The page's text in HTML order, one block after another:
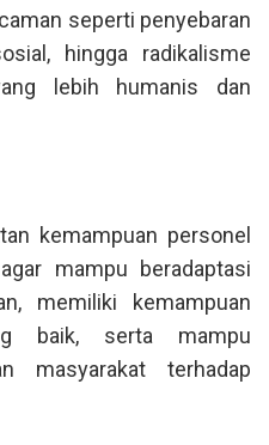
seperti penyebaran
hingga radikalisme
lebih humanis dan
kemampuan personel
mampu beradaptasi
memiliki kemampuan
baik, serta mampu
masyarakat terhadap